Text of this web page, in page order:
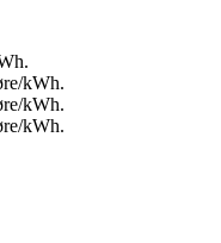
kWh.
kWh.
kWh.